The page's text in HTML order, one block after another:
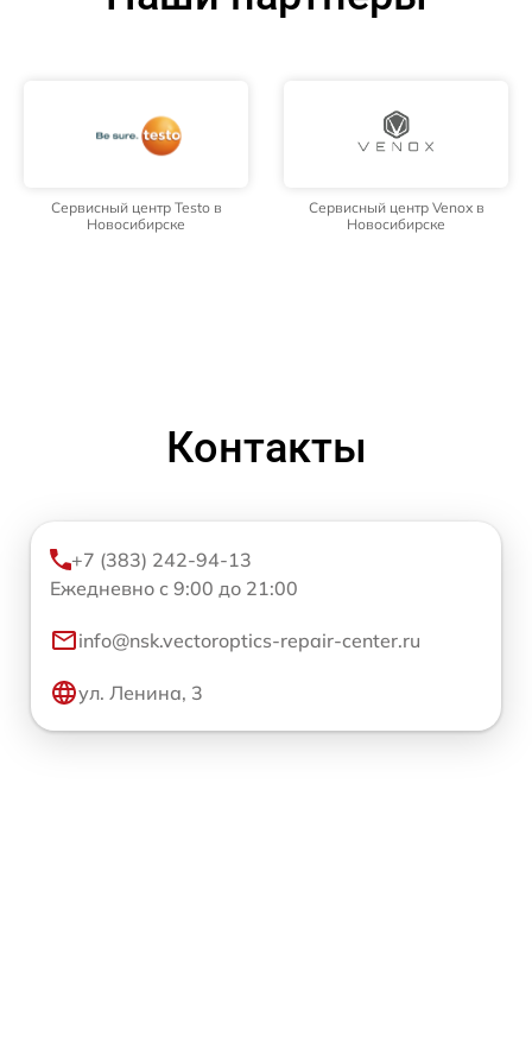
Сервисный центр Testo в
Новосибирске
Сервисный центр Venox в
Новосибирске
Контакты
+7 (383) 242-94-13
Ежедневно с 9:00 до 21:00
info@nsk.vectoroptics-repair-center.ru
ул. Ленина, 3